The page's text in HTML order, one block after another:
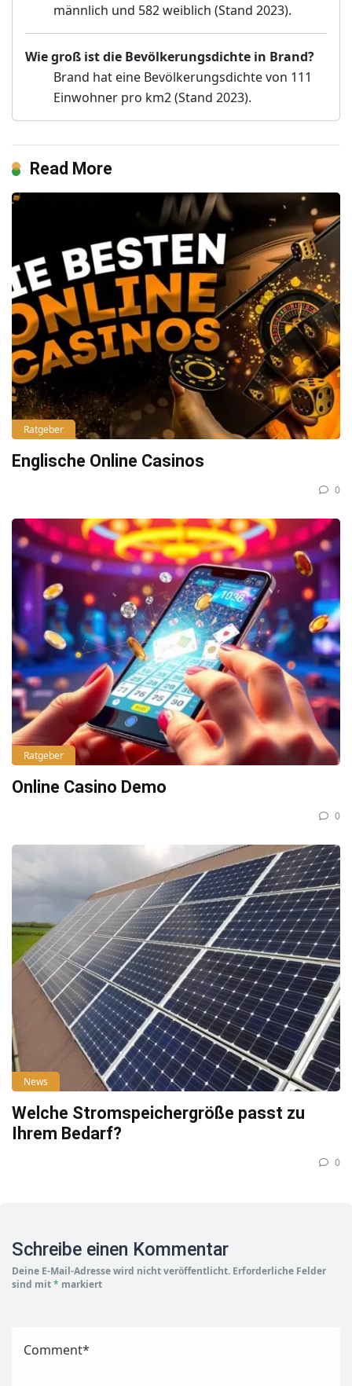
männlich und 582 weiblich (Stand 2023).
Wie groß ist die Bevölkerungsdichte in Brand?
Brand hat eine Bevölkerungsdichte von 111
Einwohner pro km2 (Stand 2023).
Read More
Ratgeber
Englische Online Casinos
0
Ratgeber
Online Casino Demo
0
News
Welche Stromspeichergröße passt zu
Ihrem Bedarf?
0
Schreibe einen Kommentar
Deine E-Mail-Adresse wird nicht veröffentlicht. Erforderliche Felder
sind mit* markiert